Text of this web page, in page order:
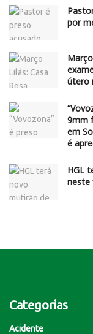
por
útero
9mm
em
é
HGL
neste
Categorias
Acidente